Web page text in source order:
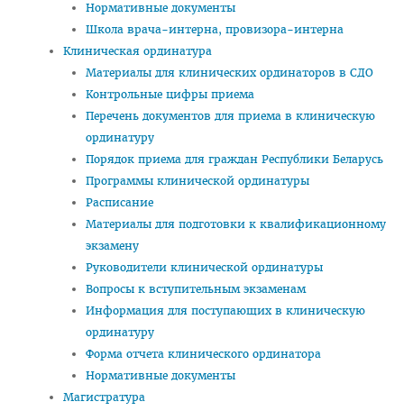
Архив проходных баллов
Заочная форма обучения
Для иностранных граждан
Часто задаваемые вопросы 2025
Стоимость обучения в ВГМУ
Профориентация
СТУДЕНТУ
Первокурснику
Дневная форма обучения
Нормативные документы
Школа врача-интерна, провизора-интерна
Клиническая ординатура
Материалы для клинических ординаторов в СДО
Контрольные цифры приема
Перечень документов для приема в клиническую
ординатуру
Порядок приема для граждан Республики Беларусь
Программы клинической ординатуры
Расписание
Материалы для подготовки к квалификационному
экзамену
Руководители клинической ординатуры
Вопросы к вступительным экзаменам
Информация для поступающих в клиническую
ординатуру
Форма отчета клинического ординатора
Нормативные документы
Магистратура